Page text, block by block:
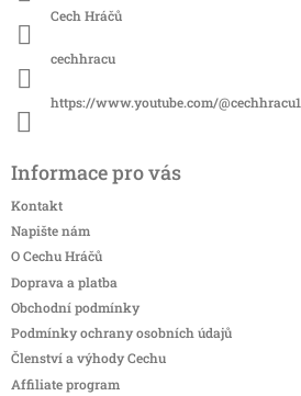
Cech Hráčů
cechhracu
https://www.youtube.com/@cechhracu1
Informace pro vás
Kontakt
Napište nám
O Cechu Hráčů
Doprava a platba
Obchodní podmínky
Podmínky ochrany osobních údajů
Členství a výhody Cechu
Affiliate program